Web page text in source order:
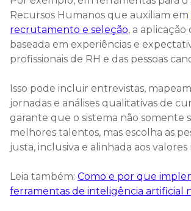
Recursos Humanos que auxiliam em
recrutamento e seleção, a aplicação
baseada em experiências e
profissionais de RH e das pessoas
Isso pode incluir entrevistas,
jornadas e análises qualitativas de
garante que o sistema não somente
melhores talentos, mas escolha as
justa, inclusiva e alinhada aos valores
Leia também: Como e por que
ferramentas de inteligência artificial